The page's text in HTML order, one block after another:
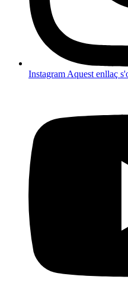
Instagram Aquest enllaç